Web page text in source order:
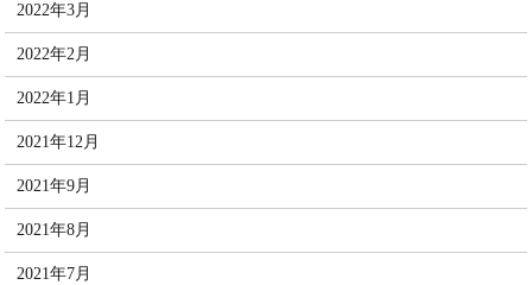
2022年3月
2022年2月
2022年1月
2021年12月
2021年9月
2021年8月
2021年7月